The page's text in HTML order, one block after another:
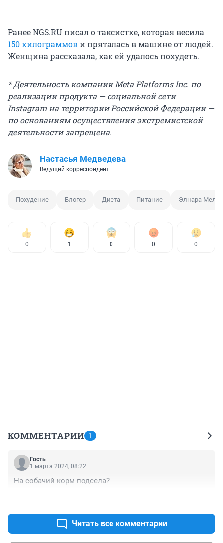
Ранее NGS.RU писал о таксистке, которая весила
150 килограммови пряталась в машине от людей.
Женщина рассказала, как ей удалось похудеть.
* Деятельность компании Meta Platforms Inc. по
реализации продукта — социальной сети
Instagram на территории Российской Федерации —
по основаниям осуществления экстремистской
деятельности запрещена.
Настасья Медведева
Ведущий корреспондент
Похудение Блогер Диета Питание Элнара
0 1 0 0 0
КОММЕНТАРИИ 1
Гость
1 марта 2024, 08:22
На собачий корм подсела?
Читать все комментарии